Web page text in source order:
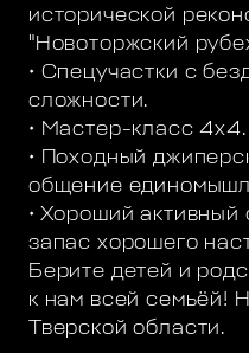
исторической
"Новоторжский
• Спецучастки с
сложности.
• Мастер-класс 4х4.
• Походный
общение
• Хороший активный
запас хорошего
Берите детей и
к нам всей семьёй!
Тверской области.